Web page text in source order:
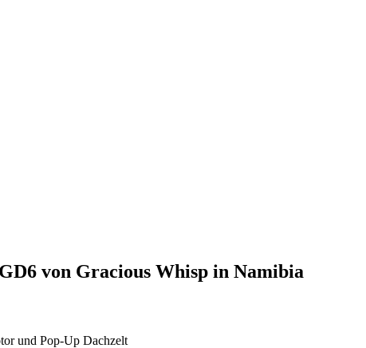
von Gracious Whisp in Namibia
und Pop-Up Dachzelt